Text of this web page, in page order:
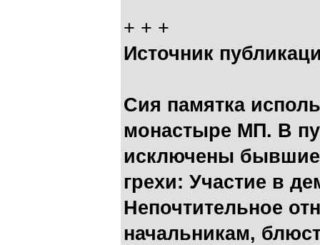
+ + +
Источник
Сия памятка
монастыре МП. В
исключены бывшие
грехи: Участие в
Непочтительное
начальникам,